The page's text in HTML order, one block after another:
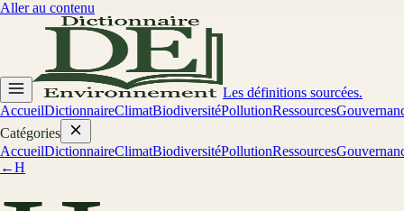
Aller au contenu
Les définitions sourcées.
AccueilDictionnaireClimatBiodiversitéPollutionRessources
Catégories
AccueilDictionnaireClimatBiodiversitéPollutionRessources
←H